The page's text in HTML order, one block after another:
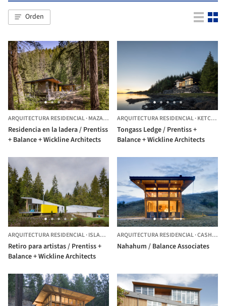
Orden
ARQUITECTURA RESIDENCIAL·MAZAMA, ESTADOS UNIDOS
Residencia en la ladera / Prentiss
+ Balance + Wickline Architects
ARQUITECTURA RESIDENCIAL·KETCHIKAN,
Tongass Ledge / Prentiss +
Balance + Wickline Architects
ARQUITECTURA RESIDENCIAL·ISLAND COUNTY, ESTADOS UNIDOS
Retiro para artistas / Prentiss +
Balance + Wickline Architects
ARQUITECTURA RESIDENCIAL·CASHMERE,
Nahahum / Balance Associates